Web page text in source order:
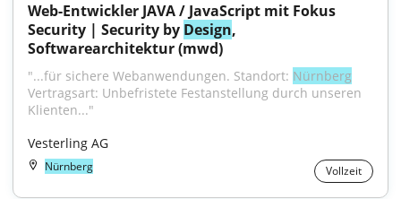
Web-Entwickler JAVA / JavaScript mit Fokus
Security | Security by Design,
Softwarearchitektur (mwd)
"...für sichere Webanwendungen. Standort: Nürnberg
Vertragsart: Unbefristete Festanstellung durch unseren
Klienten..."
Vesterling AG
Nürnberg Vollzeit